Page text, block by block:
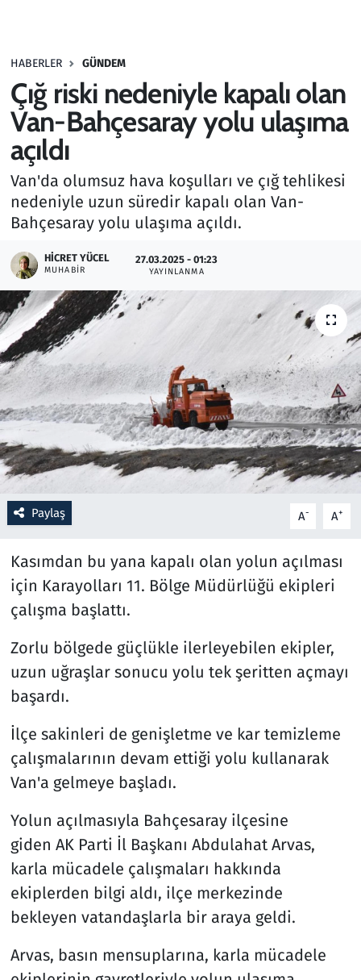
HABERLER GÜNDEM
Çığ riski nedeniyle kapalı olan
Van-Bahçesaray yolu ulaşıma
açıldı
Van'da olumsuz hava koşulları ve çığ tehlikesi
nedeniyle uzun süredir kapalı olan Van-
Bahçesaray yolu ulaşıma açıldı.
HICRET YÜCEL
MUHABIR
27.03.2025 - 01:23
YAYINLANMA
Paylaş A- A+
Kasımdan bu yana kapalı olan yolun açılması
için Karayolları 11. Bölge Müdürlüğü ekipleri
çalışma başlattı.
Zorlu bölgede güçlükle ilerleyebilen ekipler,
uzun uğraşlar sonucu yolu tek şeritten açmayı
başardı.
İlçe sakinleri de genişletme ve kar temizleme
çalışmalarının devam ettiği yolu kullanarak
Van'a gelmeye başladı.
Yolun açılmasıyla Bahçesaray ilçesine
giden AK Parti İl Başkanı Abdulahat Arvas,
karla mücadele çalışmaları hakkında
ekiplerden bilgi aldı, ilçe merkezinde
bekleyen vatandaşlarla bir araya geldi.
Arvas, basın mensuplarına, karla mücadele
Haber
Kültür Sanat
Kurumsal Haberler
Lezzet Durağı
Memur ve Kamu
Otomobil
Oyun
Ramazan
Resmi İlanlar
Rüya Tabirleri
Sağlık
Savunma Sanayi
Seçim 2023
Spor
Teknoloji ve Bilim
Televizyon